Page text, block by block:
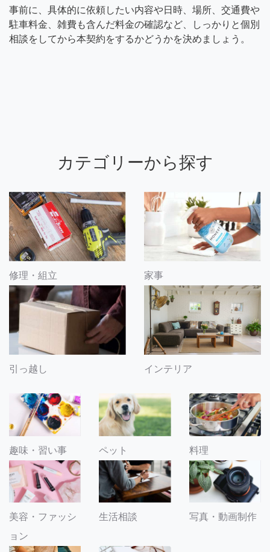
事前に、具体的に依頼したい内容や日時、場所、交通費や
駐車料金、雑費も含んだ料金の確認など、しっかりと個別
相談をしてから本契約をするかどうかを決めましょう。
カテゴリーから探す
修理・組立 家事
引っ越し インテリア
趣味・習い事 ペット 料理
美容・ファッシ
ョン
生活相談 写真・動画制作